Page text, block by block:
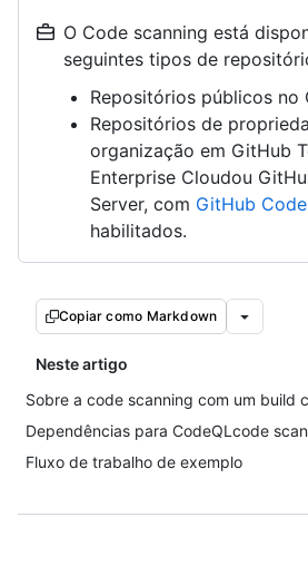
O Code scanning está
seguintes tipos de
Repositórios públicos no
Repositórios de
organização em GitHub
Enterprise Cloudou
Server, com GitHub
habilitados.
Copiar como Markdown
Neste artigo
Sobre a code scanning com um build
Dependências para CodeQLcode
Fluxo de trabalho de exemplo